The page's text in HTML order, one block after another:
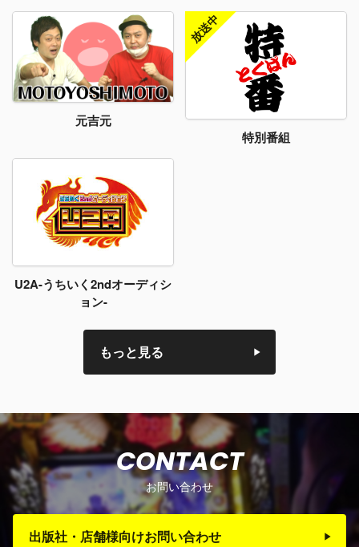
元吉元
特別番組
U2A-うちいく2ndオーディシ
ョン-
もっと見る
お問い合わせ
CONTACT
出版社・店舗様向けお問い合わせ